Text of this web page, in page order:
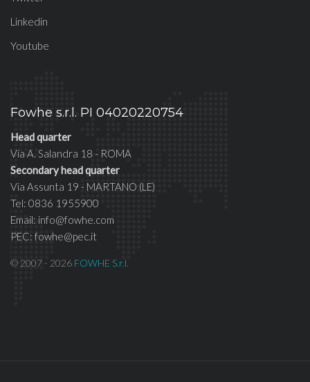
Linkedin
Youtube
Fowhe s.r.l. PI 04020220754
Head quarter
Via A. Salandra 18 - ROMA
Secondary head quarter
Via Assunta 19 - MARTANO (LE)
Tel: 0836 1955900
Email: info@fowhe.com
PEC: fowhe@pec.it
© 2007 - 2026 FOWHE S.r.l.